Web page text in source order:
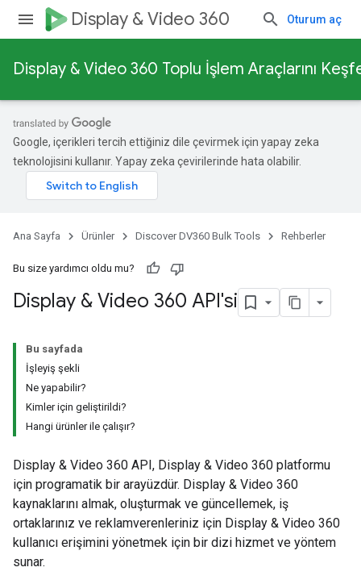
Display & Video 360 Oturum aç
Display & Video 360 Toplu İşlem Araçlarını
Google, içerikleri tercih ettiğiniz dile çevirmek için yapay zeka
teknolojisini kullanır. Yapay zeka çevirilerinde hata olabilir.
Ana Sayfa Ürünler Discover DV360 Bulk Tools Rehberler
Bu size yardımcı oldu mu?
Display & Video 360 API'si
Bu sayfada
İşleyiş şekli
Ne yapabilir?
Kimler için geliştirildi?
Hangi ürünler ile çalışır?
Display & Video 360 API, Display & Video 360 platformu
için programatik bir arayüzdür. Display & Video 360
kaynaklarını almak, oluşturmak ve güncellemek, iş
ortaklarınız ve reklamverenleriniz için Display & Video 360
kullanıcı erişimini yönetmek için bir dizi hizmet ve yöntem
sunar.